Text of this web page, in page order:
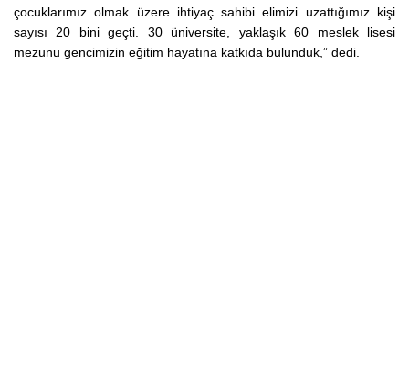
çocuklarımız olmak üzere ihtiyaç sahibi elimizi uzattığımız kişi
sayısı 20 bini geçti. 30 üniversite, yaklaşık 60 meslek lisesi
mezunu gencimizin eğitim hayatına katkıda bulunduk,” dedi.